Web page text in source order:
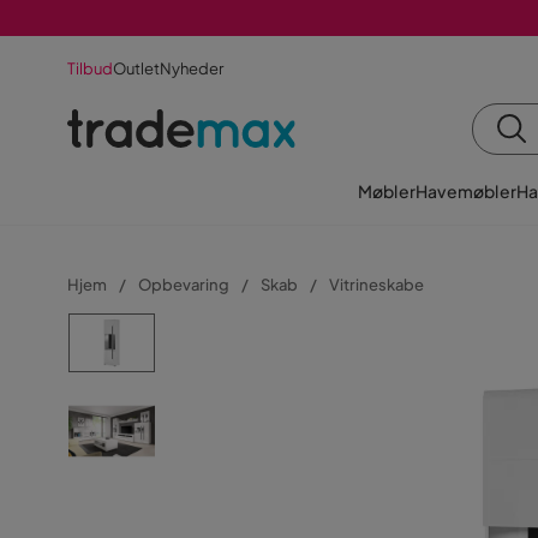
TilbudOutletNyheder
MøblerHavemøbler
Hjem Opbevaring Skab Vitrineskabe